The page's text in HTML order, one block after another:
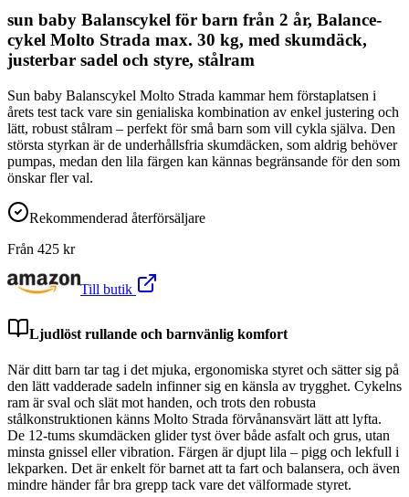
sun baby Balanscykel för barn från 2 år, Balance-
cykel Molto Strada max. 30 kg, med skumdäck,
justerbar sadel och styre, stålram
Sun baby Balanscykel Molto Strada kammar hem förstaplatsen i
årets test tack vare sin genialiska kombination av enkel justering och
lätt, robust stålram – perfekt för små barn som vill cykla själva. Den
största styrkan är de underhållsfria skumdäcken, som aldrig behöver
pumpas, medan den lila färgen kan kännas begränsande för den som
önskar fler val.
Rekommenderad återförsäljare
Från 425 kr
Till butik
Ljudlöst rullande och barnvänlig komfort
När ditt barn tar tag i det mjuka, ergonomiska styret och sätter sig på
den lätt vadderade sadeln infinner sig en känsla av trygghet. Cykelns
ram är sval och slät mot handen, och trots den robusta
stålkonstruktionen känns Molto Strada förvånansvärt lätt att lyfta.
De 12-tums skumdäcken glider tyst över både asfalt och grus, utan
minsta gnissel eller vibration. Färgen är djupt lila – pigg och lekfull i
lekparken. Det är enkelt för barnet att ta fart och balansera, och även
mindre händer får bra grepp tack vare det välformade styret.